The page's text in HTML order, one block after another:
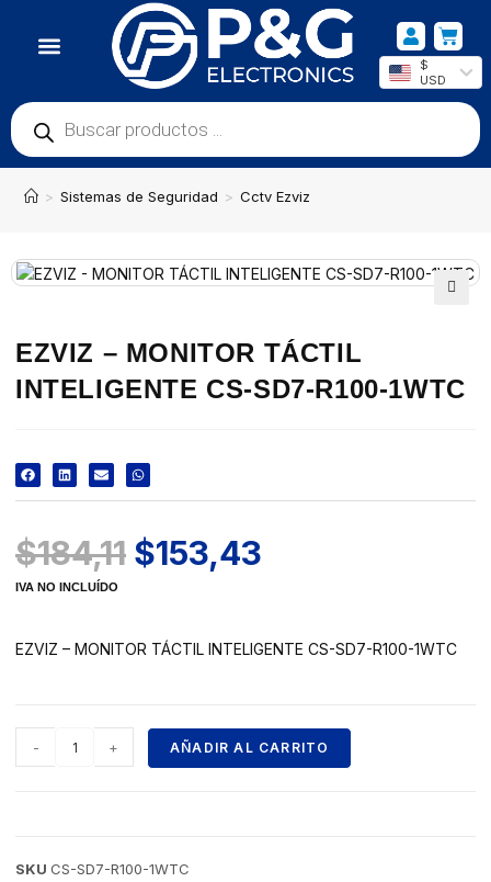
$
USD
> Sistemas de Seguridad > Cctv Ezviz
EZVIZ – MONITOR TÁCTIL
INTELIGENTE CS-SD7-R100-1WTC
$184,11 $153,43
IVA NO INCLUÍDO
EZVIZ – MONITOR TÁCTIL INTELIGENTE CS-SD7-R100-1WTC
- + AÑADIR AL CARRITO
SKU CS-SD7-R100-1WTC